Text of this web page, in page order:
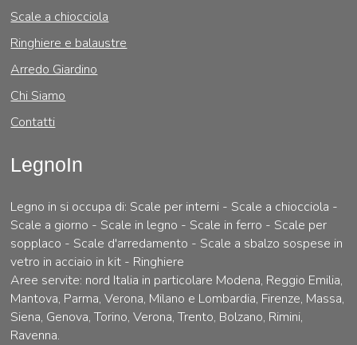
Scale a chiocciola
Ringhiere e balaustre
Arredo Giardino
Chi Siamo
Contatti
LegnoIn
Legno in si occupa di: Scale per interni - Scale a chiocciola -
Scale a giorno - Scale in legno - Scale in ferro - Scale per
sopplaco - Scale d'arredamento - Scale a sbalzo sospese in
vetro in acciaio in kit - Ringhiere
Aree servite: nord Italia in particolare Modena, Reggio Emilia,
Mantova, Parma, Verona, Milano e Lombardia, Firenze, Massa,
Siena, Genova, Torino, Verona, Trento, Bolzano, Rimini,
Ravenna.